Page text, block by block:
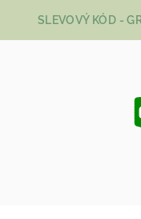
SLEVOVÝ KÓD -